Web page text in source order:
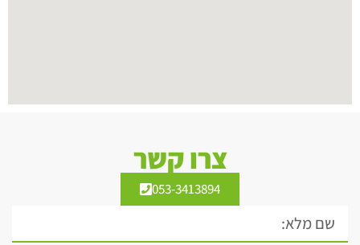
צרו קשר
053-3413894